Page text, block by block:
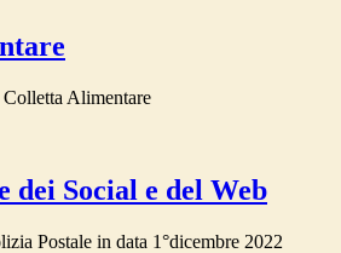
Alimentare
dei Social e del Web
Postale in data 1°dicembre 2022